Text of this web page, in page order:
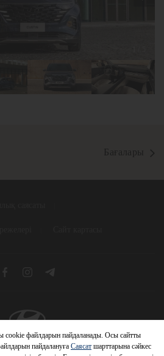
Бағалары
Motor Company
cookie файлдарын пайдаланады. Осы сайтты
пайдалануға Саясат шарттарына сәйкес